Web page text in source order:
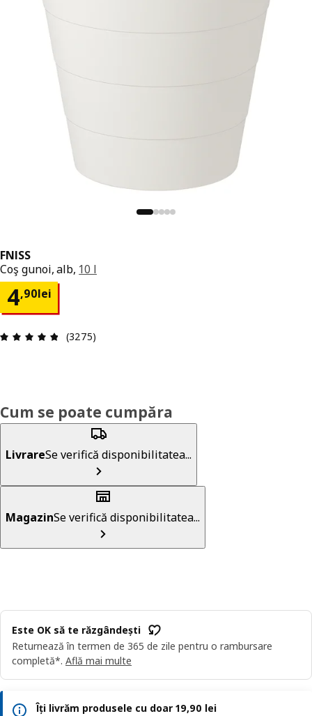
FNISS
Coş gunoi, alb, 10 l
4,90lei
Preț 4,90lei
Prezentare generală: 4.8 din 5 stele Total
(3275)
Cum se poate cumpăra
LivrareSe verifică disponibilitatea...
MagazinSe verifică disponibilitatea...
Este OK să te răzgândești
Returnează în termen de 365 de zile pentru o rambursare
completă*. Află mai multe
Îți livrăm produsele cu doar 19,90 lei